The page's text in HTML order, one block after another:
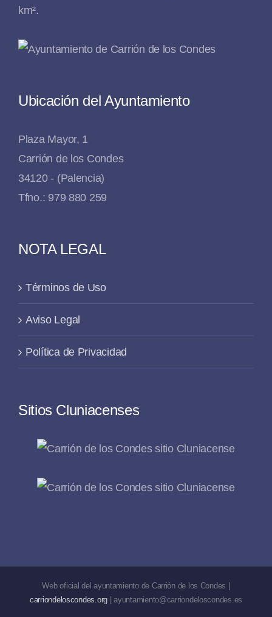
km².
Ubicación del Ayuntamiento
Plaza Mayor, 1
Carrión de los Condes
34120 - (Palencia)
Tfno.: 979 880 259
NOTA LEGAL
Términos de Uso
Aviso Legal
Política de Privacidad
Sitios Cluniacenses
Web oficial del ayuntamiento de Carrión de los Condes |
carriondeloscondes.org | ayuntamiento@carriondeloscondes.es